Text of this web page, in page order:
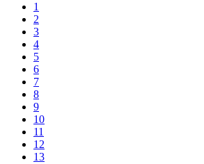
1
2
3
4
5
6
7
8
9
10
11
12
13